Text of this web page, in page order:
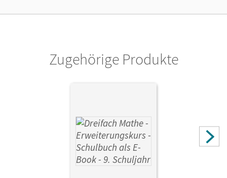
Unterrichtsmanagers solange das Lehrwerk erhältlich ist.
Zugehörige Produkte